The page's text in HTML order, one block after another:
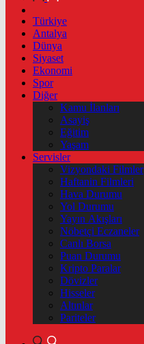
Türkiye
Antalya
Dünya
Siyaset
Ekonomi
Spor
Diğer
Kamu İlanları
Asayiş
Eğitim
Yaşam
Servisler
Vizyondaki Filmler
Haftanin Filmleri
Hava Durumu
Yol Durumu
Yayın Akışları
Nöbetçi Eczaneler
Canlı Borsa
Puan Durumu
Kripto Paralar
Dövizler
Hisseler
Altınlar
Pariteler